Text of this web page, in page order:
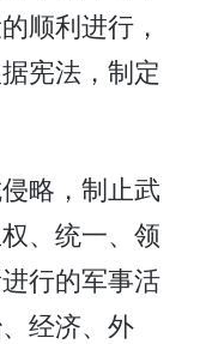
顺利进行，
宪法，制定
略，制止武
、统一、领
行的军事活
经济、外